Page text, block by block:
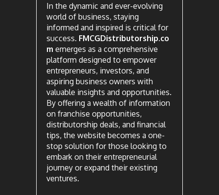
In the dynamic and ever-evolving
world of business, staying
informed and inspired is critical for
success. FMCGDistributorship.co
m emerges as a comprehensive
platform designed to empower
entrepreneurs, investors, and
aspiring business owners with
valuable insights and opportunities.
By offering a wealth of information
on franchise opportunities,
distributorship deals, and financial
tips, the website becomes a one-
stop solution for those looking to
embark on their entrepreneurial
journey or expand their existing
ventures.